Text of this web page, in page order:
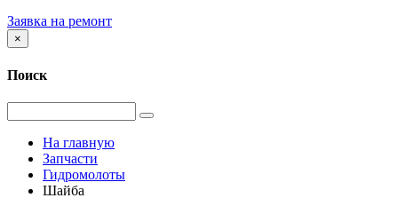
Заявка на ремонт
×
Поиск
На главную
Запчасти
Гидромолоты
Шайба